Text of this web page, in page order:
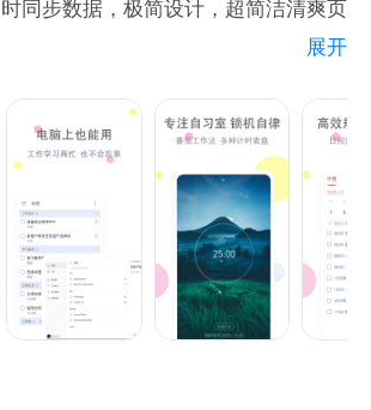
的蜕变看得见，点点滴滴为你呈现。
骄傲呀！
同步数据，极简设计，超简洁清爽页
惯，工作办公、学习备考、日常小事
要的事情不忘记！
备忘】
写PPT...
开会、突然接到电话，然后忘记一些事
展开